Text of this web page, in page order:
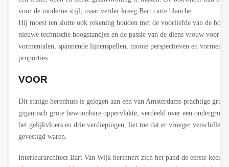
voor de moderne stijl, maar verder kreeg Bart carte blanche.
Hij moest ten slotte ook rekening houden met de voorliefde van de
nieuwe technische hoogstandjes en de passie van de diens vrouw voor
vormentalen, spannende lijnenspellen, mooie perspectieven en vormen
proporties.
VOOR
Dit statige herenhuis is gelegen aan één van Amsterdams prachtige
gigantisch grote bewoonbare oppervlakte, verdeeld over een
het gelijkvloers en drie verdiepingen, liet toe dat er vroeger
gevestigd waren.
Interieurarchitect Bart Van Wijk herinnert zich het pand de eerste keer